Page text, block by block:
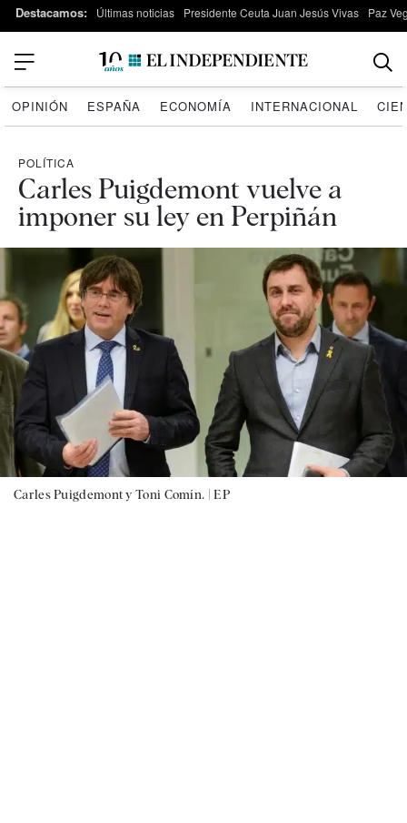
Destacamos: Últimas noticias Presidente Ceuta Juan Jesús Vivas Paz
OPINIÓN ESPAÑA ECONOMÍA INTERNACIONAL
POLÍTICA
Carles Puigdemont vuelve a
imponer su ley en Perpiñán
Carles Puigdemont y Toni Comín. |EP